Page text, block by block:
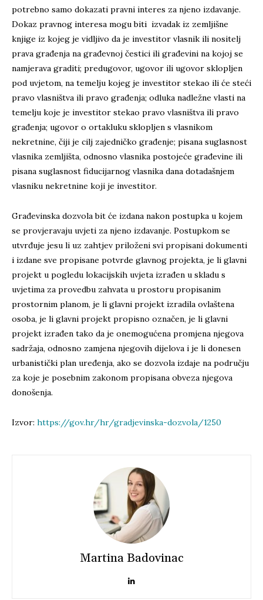
potrebno samo dokazati pravni interes za njeno izdavanje.
Dokaz pravnog interesa mogu biti izvadak iz zemljišne
knjige iz kojeg je vidljivo da je investitor vlasnik ili nositelj
prava građenja na građevnoj čestici ili građevini na kojoj se
namjerava graditi; predugovor, ugovor ili ugovor sklopljen
pod uvjetom, na temelju kojeg je investitor stekao ili će steći
pravo vlasništva ili pravo građenja; odluka nadležne vlasti na
temelju koje je investitor stekao pravo vlasništva ili pravo
građenja; ugovor o ortakluku sklopljen s vlasnikom
nekretnine, čiji je cilj zajedničko građenje; pisana suglasnost
vlasnika zemljišta, odnosno vlasnika postojeće građevine ili
pisana suglasnost fiducijarnog vlasnika dana dotadašnjem
vlasniku nekretnine koji je investitor.
Građevinska dozvola bit će izdana nakon postupka u kojem
se provjeravaju uvjeti za njeno izdavanje. Postupkom se
utvrđuje jesu li uz zahtjev priloženi svi propisani dokumenti
i izdane sve propisane potvrde glavnog projekta, je li glavni
projekt u pogledu lokacijskih uvjeta izrađen u skladu s
uvjetima za provedbu zahvata u prostoru propisanim
prostornim planom, je li glavni projekt izradila ovlaštena
osoba, je li glavni projekt propisno označen, je li glavni
projekt izrađen tako da je onemogućena promjena njegova
sadržaja, odnosno zamjena njegovih dijelova i je li donesen
urbanistički plan uređenja, ako se dozvola izdaje na području
za koje je posebnim zakonom propisana obveza njegova
donošenja.
Izvor: https://gov.hr/hr/gradjevinska-dozvola/1250
Martina Badovinac